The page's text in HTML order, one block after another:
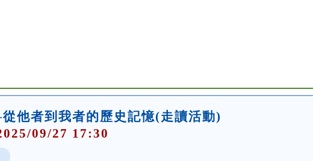
他者到我者的歷史記憶(走讀活動)
09/27 17:30